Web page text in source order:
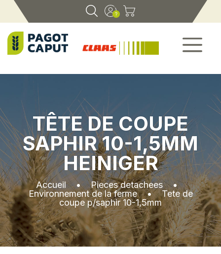
TÊTE DE COUPE
SAPHIR 10-1,5MM
HEINIGER
Accueil•Pieces detachees•
Environnement de la ferme•Tete de
coupe p/saphir 10-1,5mm